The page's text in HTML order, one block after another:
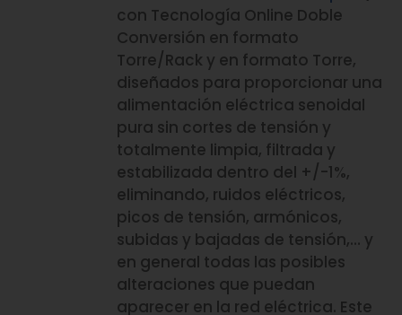
con Tecnología Online Doble
Conversión en formato
Torre/Rack y en formato Torre,
diseñados para proporcionar una
alimentación eléctrica senoidal
pura sin cortes de tensión y
totalmente limpia, filtrada y
estabilizada dentro del +/-1%,
eliminando, ruidos eléctricos,
picos de tensión, armónicos,
subidas y bajadas de tensión,… y
en general todas las posibles
alteraciones que puedan
aparecer en la red eléctrica. Este